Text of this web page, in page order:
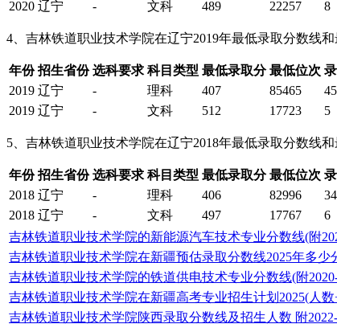
2020 辽宁 - 文科 489 22257 8
4、吉林铁道职业技术学院在辽宁2019年最低录取分数线
年份 招生省份 选科要求 科目类型 最低录取分 最低位次
2019 辽宁 - 理科 407 85465 45
2019 辽宁 - 文科 512 17723 5
5、吉林铁道职业技术学院在辽宁2018年最低录取分数线
年份 招生省份 选科要求 科目类型 最低录取分 最低位次
2018 辽宁 - 理科 406 82996 34
2018 辽宁 - 文科 497 17767 6
吉林铁道职业技术学院的新能源汽车技术专业分数线(附
吉林铁道职业技术学院在新疆预估录取分数线2025年多少
吉林铁道职业技术学院的铁道供电技术专业分数线(附
吉林铁道职业技术学院在新疆高考专业招生计划2025(人
吉林铁道职业技术学院陕西录取分数线及招生人数 附